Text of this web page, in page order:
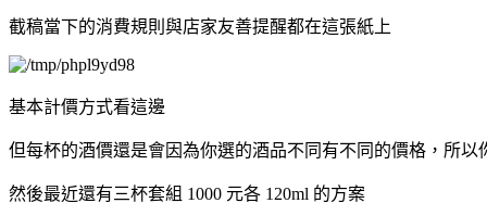
截稿當下的消費規則與店家友善提醒都在這張紙上
基本計價方式看這邊
但每杯的酒價還是會因為你選的酒品不同有不同的價格，所以
然後最近還有三杯套組 1000 元各 120ml 的方案